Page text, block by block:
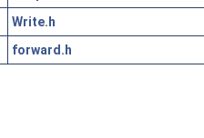
Write.h
forward.h